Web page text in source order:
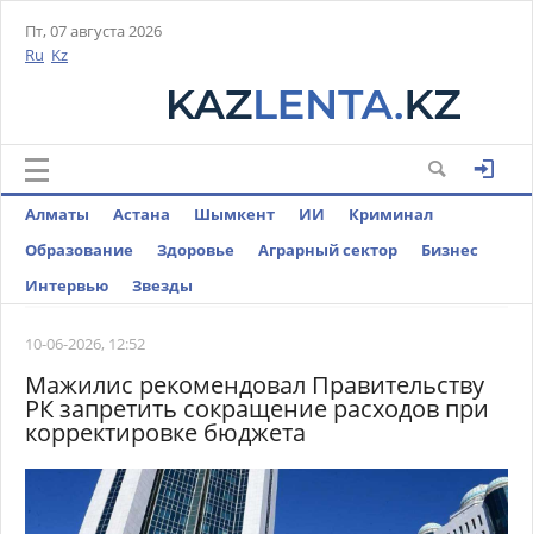
Пт, 07 августа 2026
Ru Kz
Алматы Астана Шымкент ИИ
Криминал
Образование
Здоровье Аграрный сектор
Бизнес
Интервью
Звезды
10-06-2026, 12:52
Мажилис рекомендовал Правительству
РК запретить сокращение расходов при
корректировке бюджета